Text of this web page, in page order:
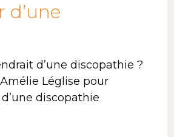
d’une discopathie ?
Léglise pour
discopathie